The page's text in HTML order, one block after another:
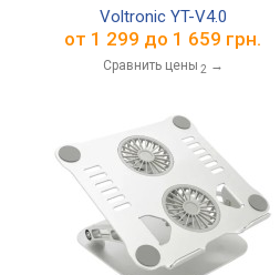
Voltronic YT-V4.0
от 1 299 до 1 659 грн.
Сравнить цены 2 →